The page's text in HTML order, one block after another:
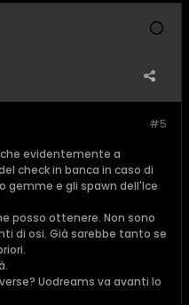
#5
evidentemente a
check in banca in caso di
gemme e gli spawn dell'Ice
posso ottenere. Non sono
di osi. Già sarebbe tanto se
Uodreams va avanti lo